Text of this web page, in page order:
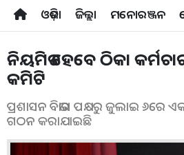
ଓଡ଼ିଶା ଜିଲ୍ଲା ମନୋରଞ୍ଜନ
ନିୟମିତ ହେବେ ଠିକା
କମିଟି
ପ୍ରଶାସନ ବିଭାଗ ପକ୍ଷରୁ ଜୁଲାଇ ୬ରେ
ଗଠନ କରାଯାଇଛି